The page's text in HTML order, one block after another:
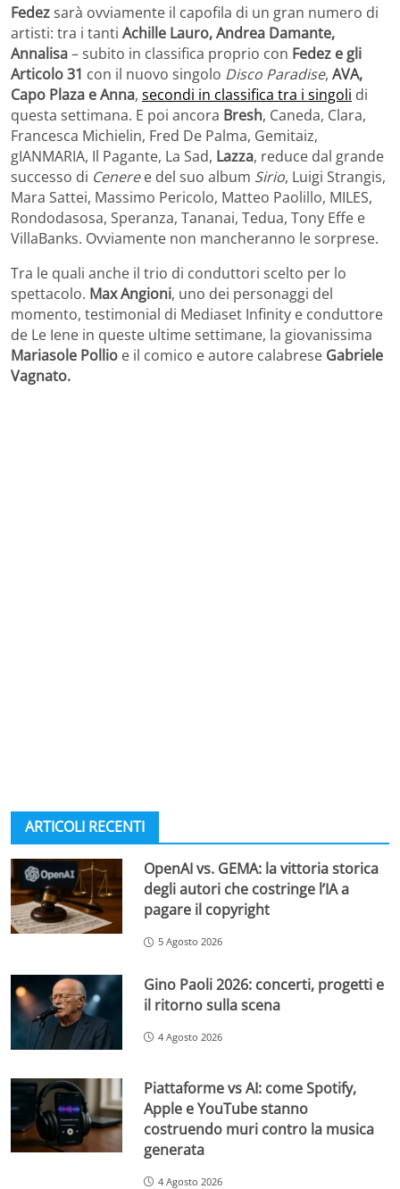
Fedezsarà ovviamente il capofila di un gran numero di
artisti: tra i tanti Achille Lauro, Andrea Damante,
Annalisa– subito in classifica proprio con Fedez e gli
Articolo 31 con il nuovo singolo Disco Paradise, AVA,
Capo Plaza e Anna, secondi in classifica tra i singoli di
questa settimana. E poi ancora Bresh, Caneda, Clara,
Francesca Michielin, Fred De Palma, Gemitaiz,
gIANMARIA, Il Pagante, La Sad, Lazza, reduce dal grande
successo di Ceneree del suo album Sirio, Luigi Strangis,
Mara Sattei, Massimo Pericolo, Matteo Paolillo, MILES,
Rondodasosa, Speranza, Tananai, Tedua, Tony Effe e
VillaBanks. Ovviamente non mancheranno le sorprese.
Tra le quali anche il trio di conduttori scelto per lo
spettacolo. Max Angioni, uno dei personaggi del
momento, testimonial di Mediaset Infinity e conduttore
de Le Iene in queste ultime settimane, la giovanissima
Mariasole Pollio e il comico e autore calabrese Gabriele
Vagnato.
ARTICOLI RECENTI
OpenAI vs. GEMA: la vittoria storica
degli autori che costringe l’IA a
pagare il copyright
5 Agosto 2026
Gino Paoli 2026: concerti, progetti e
il ritorno sulla scena
4 Agosto 2026
Piattaforme vs AI: come Spotify,
Apple e YouTube stanno
costruendo muri contro la musica
generata
4 Agosto 2026